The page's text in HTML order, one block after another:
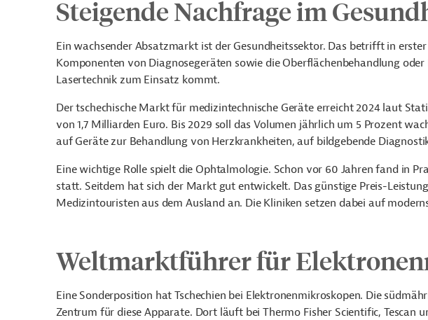
Steigende Nachfrage im
Ein wachsender Absatzmarkt ist der Gesundheitssektor. Das betrifft in
Komponenten von Diagnosegeräten sowie die Oberflächenbehandlung
Lasertechnik zum Einsatz kommt.
Der tschechische Markt für medizintechnische Geräte erreicht 2024 laut
von 1,7 Milliarden Euro. Bis 2029 soll das Volumen jährlich um 5 Prozent
auf Geräte zur Behandlung von Herzkrankheiten, auf bildgebende
Eine wichtige Rolle spielt die Ophtalmologie. Schon vor 60 Jahren fand in
statt. Seitdem hat sich der Markt gut entwickelt. Das günstige Preis-
Medizintouristen aus dem Ausland an. Die Kliniken setzen dabei auf
Weltmarktführer für
Eine Sonderposition hat Tschechien bei Elektronenmikroskopen. Die
Zentrum für diese Apparate. Dort läuft bei Thermo Fisher Scientific, Tescan